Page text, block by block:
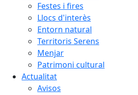
Festes i fires
Llocs d'interès
Entorn natural
Territoris Serens
Menjar
Patrimoni cultural
Actualitat
Avisos